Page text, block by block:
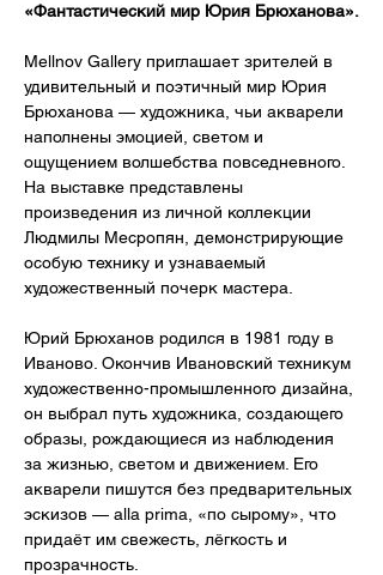
«Фантастический мир Юрия Брюханова».
Mellnov Gallery приглашает зрителей в
удивительный и поэтичный мир Юрия
Брюханова — художника, чьи акварели
наполнены эмоцией, светом и
ощущением волшебства повседневного.
На выставке представлены
произведения из личной коллекции
Людмилы Месропян, демонстрирующие
особую технику и узнаваемый
художественный почерк мастера.
Юрий Брюханов родился в 1981 году в
Иваново. Окончив Ивановский техникум
художественно-промышленного дизайна,
он выбрал путь художника, создающего
образы, рождающиеся из наблюдения
за жизнью, светом и движением. Его
акварели пишутся без предварительных
эскизов — alla prima, «по сырому», что
придаёт им свежесть, лёгкость и
прозрачность.